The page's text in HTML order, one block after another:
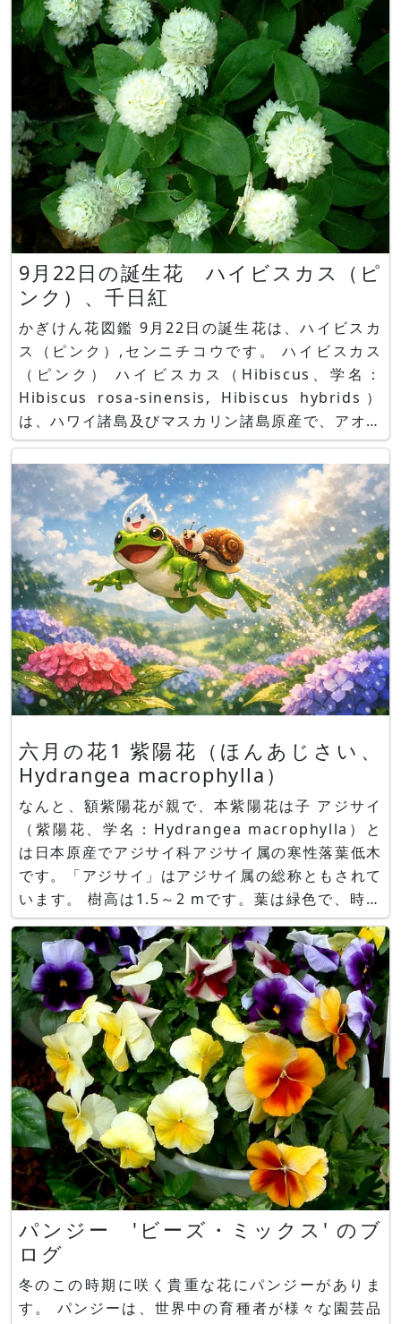
です。 ■かぎけん花図鑑 https://w
9月22日の誕生花 ハイビスカス（ピ
ンク）、千日紅
かぎけん花図鑑 9月22日の誕生花は、ハイビスカ
ス（ピンク）,センニチコウです。 ハイビスカス
（ピンク） ハイビスカス（Hibiscus、学名：
Hibiscus rosa-sinensis, Hibiscus hybrids）
は、ハワイ諸島及びマスカリン諸島原産で、アオイ
科フヨウ属の低木です。ピンクの花の花言葉は「華
やか」です。 センニチコウ センニチコウ（千日
紅、学名：Gomphrena g
六月の花1 紫陽花（ほんあじさい、
Hydrangea macrophylla）
なんと、額紫陽花が親で、本紫陽花は子 アジサイ
（紫陽花、学名：Hydrangea macrophylla）と
は日本原産でアジサイ科アジサイ属の寒性落葉低木
です。「アジサイ」はアジサイ属の総称ともされて
います。 樹高は1.5～2 mです。葉は緑色で、時に
赤茶色の班があり、卵形、明瞭な葉脈があり、葉縁
に鋸歯があり、対生に付きます。 5月～7月に花茎
から二出集散花序を伸ばし、紫・青・桃・白・赤・
複色
パンジー 'ビーズ・ミックス' のブ
ログ
冬のこの時期に咲く貴重な花にパンジーがありま
す。 パンジーは、世界中の育種者が様々な園芸品